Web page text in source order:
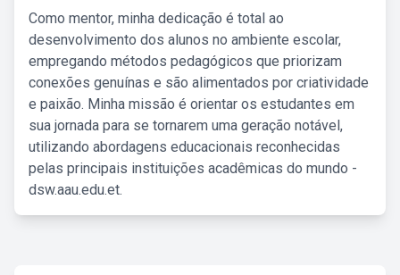
Como mentor, minha dedicação é total ao
desenvolvimento dos alunos no ambiente escolar,
empregando métodos pedagógicos que priorizam
conexões genuínas e são alimentados por criatividade
e paixão. Minha missão é orientar os estudantes em
sua jornada para se tornarem uma geração notável,
utilizando abordagens educacionais reconhecidas
pelas principais instituições acadêmicas do mundo -
dsw.aau.edu.et.